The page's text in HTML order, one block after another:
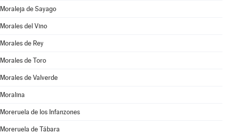
Moraleja de Sayago
Morales del Vino
Morales de Rey
Morales de Toro
Morales de Valverde
Moralina
Moreruela de los Infanzones
Moreruela de Tábara